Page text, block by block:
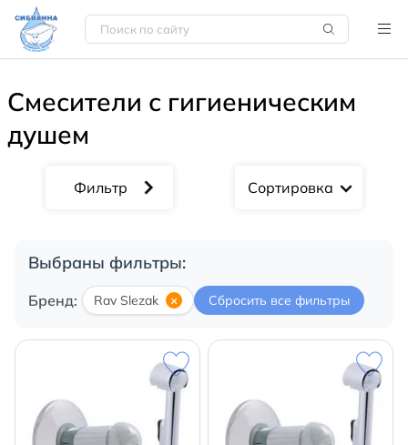
Смесители с гигиеническим
душем
Сортировка
Выбраны фильтры:
Бренд: Rav Slezak × Сбросить все фильтры